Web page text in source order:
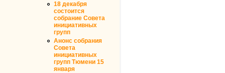
18 декабря
состоится
собрание Совета
инициативных
групп
Анонс собрания
Совета
инициативных
групп Тюмени 15
января